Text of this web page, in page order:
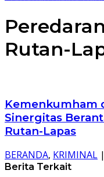
Rutan-
Kemenkumham
Sinergitas
Rutan-Lapas
BERANDA, KRIMINAL |
Berita Terkait